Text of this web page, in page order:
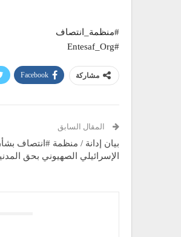
#منظمة_انتصاف
#Entesaf_Org
مشاركة Facebook
المقال السابق
بيان إدانة / منظمة #انتصاف
الإسرائيلي الصهيوني بحق